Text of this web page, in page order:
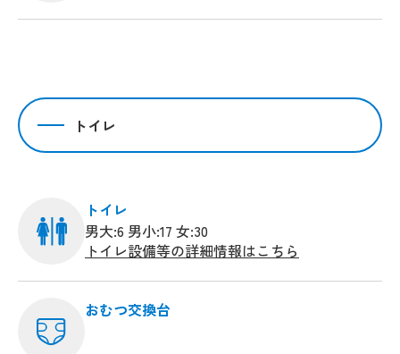
トイレ
トイレ
男大:6 男小:17 女:30
トイレ設備等の詳細情報はこちら
おむつ交換台